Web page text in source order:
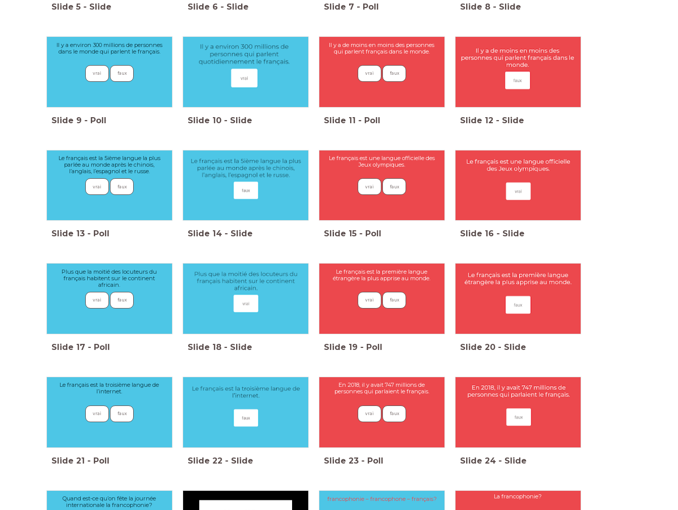
Slide 5 - Slide Slide 6 - Slide Slide 7 - Poll Slide 8 - Slide
Il y a environ 300 millions de personnes
dans le monde qui parlent le français.
vrai faux
Slide 9 - Poll Slide 10 - Slide
Il y a de moins en moins des personnes
qui parlent français dans le monde.
vrai faux
Slide 11 - Poll Slide 12 - Slide
Le français est la 5ième langue la plus
parlée au monde après le chinois,
l’anglais, l’espagnol et le russe.
vrai faux
Slide 13 - Poll Slide 14 - Slide
Le français est une langue officielle des
Jeux olympiques.
vrai faux
Slide 15 - Poll Slide 16 - Slide
Plus que la moitié des locuteurs du
français habitent sur le continent
africain.
vrai faux
Slide 17 - Poll Slide 18 - Slide
Le français est la première langue
étrangère la plus apprise au monde.
vrai faux
Slide 19 - Poll Slide 20 - Slide
Le français est la troisième langue de
l’internet.
vrai faux
Slide 21 - Poll Slide 22 - Slide
En 2018, il y avait 747 millions de
personnes qui parlaient le français.
vrai faux
Slide 23 - Poll Slide 24 - Slide
Quand est-ce qu’on fête la journée
internationale la francophonie?
francophonie – francophone – français? La francophonie?